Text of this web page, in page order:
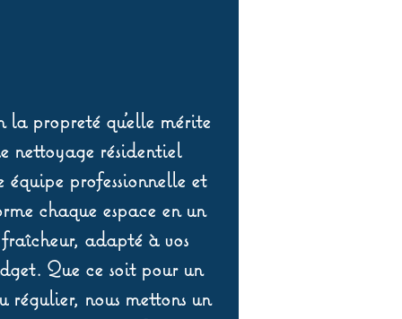
propreté qu’elle mérite
nettoyage résidentiel
professionnelle et
chaque espace en un
adapté à vos
Que ce soit pour un
régulier, nous mettons un